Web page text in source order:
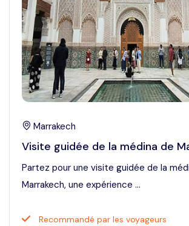
Marrakech
Visite guidée de la médina de
Partez pour une visite guidée de la
Marrakech, une expérience ...
Recommandé par les voyageurs